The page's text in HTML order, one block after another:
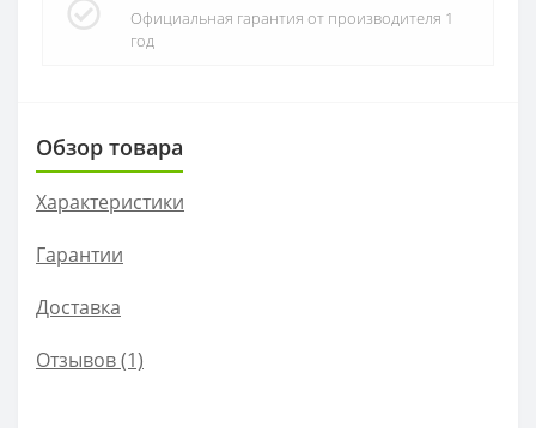
Официальная гарантия от производителя 1
год
Обзор товара
Характеристики
Гарантии
Доставка
Отзывов (1)